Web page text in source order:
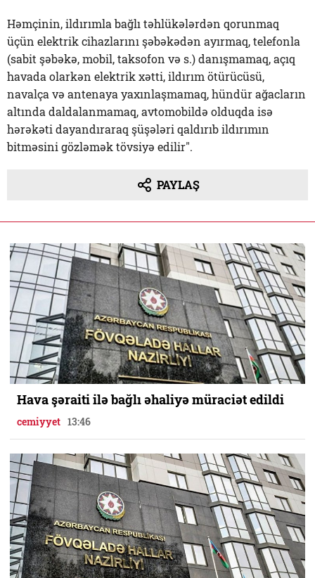
Həmçinin, ildırımla bağlı təhlükələrdən qorunmaq
üçün elektrik cihazlarını şəbəkədən ayırmaq, telefonla
(sabit şəbəkə, mobil, taksofon və s.) danışmamaq, açıq
havada olarkən elektrik xətti, ildırım ötürücüsü,
navalça və antenaya yaxınlaşmamaq, hündür ağacların
altında daldalanmamaq, avtomobildə olduqda isə
hərəkəti dayandıraraq şüşələri qaldırıb ildırımın
bitməsini gözləmək tövsiyə edilir".
PAYLAŞ
Hava şəraiti ilə bağlı əhaliyə müraciət edildi
cemiyyet 13:46